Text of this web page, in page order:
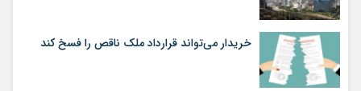
خریدار می‌تواند قرارداد ملک ناقص را فسخ کند